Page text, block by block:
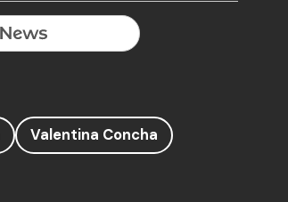
Valentina Concha